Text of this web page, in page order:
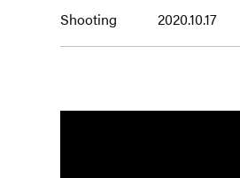
Shooting 2020.10.17